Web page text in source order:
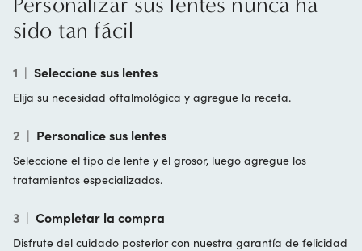
sido tan fácil
1 | Seleccione sus lentes
Elija su necesidad oftalmológica y agregue la receta.
2 | Personalice sus lentes
Seleccione el tipo de lente y el grosor, luego agregue los
tratamientos especializados.
3 | Completar la compra
Disfrute del cuidado posterior con nuestra garantía de felicidad